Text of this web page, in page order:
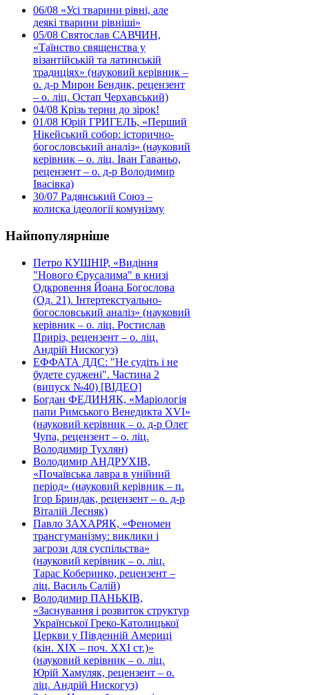
06/08 «Усі тварини рівні, але
деякі тварини рівніші»
05/08 Святослав САВЧИН,
«Таїнство священства у
візантійській та латинській
традиціях» (науковий керівник –
о. д-р Мирон Бендик, рецензент
– о. ліц. Остап Черхавський)
04/08 Крізь терни до зірок!
01/08 Юрій ГРИГЕЛЬ, «Перший
Нікейський собор: історично-
богословський аналіз» (науковий
керівник – о. ліц. Іван Гаваньо,
рецензент – о. д-р Володимир
Івасівка)
30/07 Радянський Союз –
колиска ідеології комунізму
Найпопулярніше
Петро КУШНІР, «Видіння
"Нового Єрусалима" в книзі
Одкровення Йоана Богослова
(Од. 21). Інтертекстуально-
богословський аналіз» (науковий
керівник – о. ліц. Ростислав
Приріз, рецензент – о. ліц.
Андрій Нискогуз)
ЕФФАТА ДДС: "Не судіть і не
будете суджені". Частина 2
(випуск №40) [ВІДЕО]
Богдан ФЕДИНЯК, «Маріологія
папи Римського Венедикта XVI»
(науковий керівник – о. д-р Олег
Чупа, рецензент – о. ліц.
Володимир Тухлян)
Володимир АНДРУХІВ,
«Почаївська лавра в унійний
період» (науковий керівник – п.
Ігор Бриндак, рецензент – о. д-р
Віталій Лесняк)
Павло ЗАХАРЯК, «Феномен
трансгуманізму: виклики і
загрози для суспільства»
(науковий керівник – о. ліц.
Тарас Коберинко, рецензент –
ліц. Василь Салій)
Володимир ПАНЬКІВ,
«Заснування і розвиток структур
Української Греко-Католицької
Церкви у Південній Америці
(кін. ХІХ – поч. ХХІ ст.)»
(науковий керівник – о. ліц.
Юрій Хамуляк, рецензент – о.
ліц. Андрій Нискогуз)